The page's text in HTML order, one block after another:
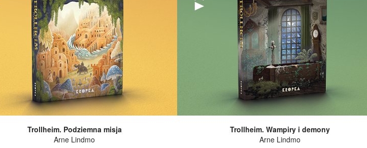
Trollheim. Podziemna misja
Arne Lindmo
Trollheim. Wampiry i demony
Arne Lindmo